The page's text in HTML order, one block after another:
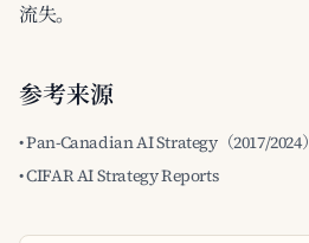
流失。
参考来源
• Pan-Canadian AI Strategy（2017/2024）
• CIFAR AI Strategy Reports